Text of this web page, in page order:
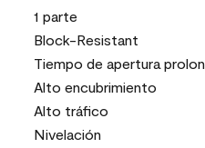
1 parte
Block-Resistant
Tiempo de apertura
Alto encubrimiento
Alto tráfico
Nivelación